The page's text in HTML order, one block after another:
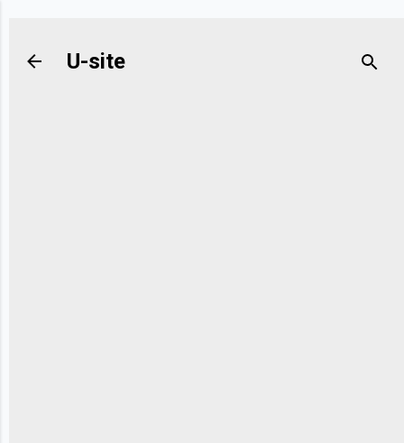
U-site